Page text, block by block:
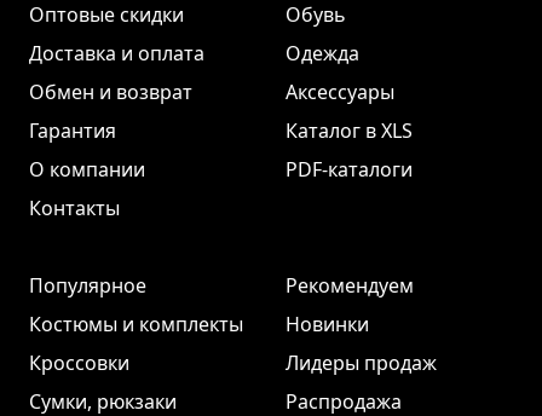
Оптовые скидки
Доставка и оплата
Обмен и возврат
Гарантия
О компании
Контакты
Обувь
Одежда
Аксессуары
Каталог в XLS
PDF-каталоги
Популярное
Костюмы и комплекты
Кроссовки
Сумки, рюкзаки
Рекомендуем
Новинки
Лидеры продаж
Распродажа